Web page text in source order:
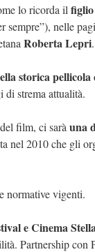
lo ricorda il
sempre”), nelle
Roberta Lepri.
storica
strema attualità.
film, ci sarà una
nel 2010 che gli
normative vigenti.
e Cinema
Partnership